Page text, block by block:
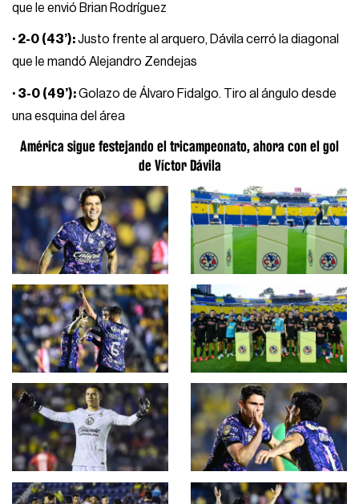
que le envió Brian Rodríguez
· 2-0 (43’):Justo frente al arquero, Dávila cerró la diagonal
que le mandó Alejandro Zendejas
· 3-0 (49’):Golazo de Álvaro Fidalgo. Tiro al ángulo desde
una esquina del área
América sigue festejando el tricampeonato, ahora con el gol
de Víctor Dávila